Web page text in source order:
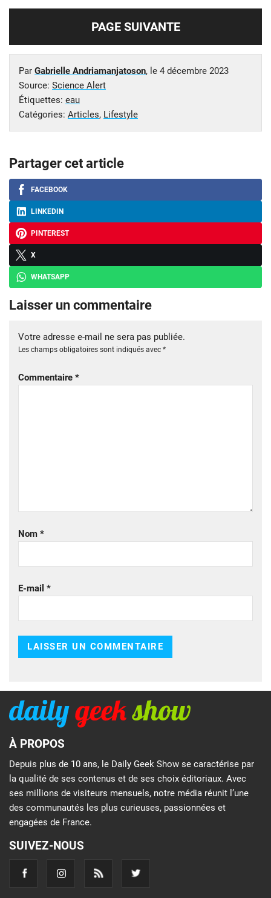
PAGE SUIVANTE
Par Gabrielle Andriamanjatoson, le 4 décembre 2023
Source: Science Alert
Étiquettes: eau
Catégories: Articles, Lifestyle
Partager cet article
FACEBOOK
LINKEDIN
PINTEREST
X
WHATSAPP
Laisser un commentaire
Votre adresse e-mail ne sera pas publiée.
Les champs obligatoires sont indiqués avec *
Commentaire *
Nom *
E-mail *
À PROPOS
Depuis plus de 10 ans, le Daily Geek Show se caractérise par
la qualité de ses contenus et de ses choix éditoriaux. Avec
ses millions de visiteurs mensuels, notre média réunit l’une
des communautés les plus curieuses, passionnées et
engagées de France.
SUIVEZ-NOUS